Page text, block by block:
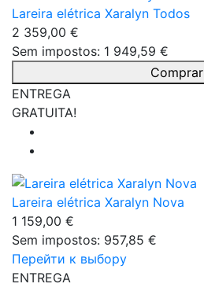
Lareira elétrica Xaralyn Todos
2 359,00 €
Sem impostos: 1 949,59 €
Comprar
ENTREGA
GRATUITA!
Lareira elétrica Xaralyn Nova
1 159,00 €
Sem impostos: 957,85 €
Перейти к выбору
ENTREGA